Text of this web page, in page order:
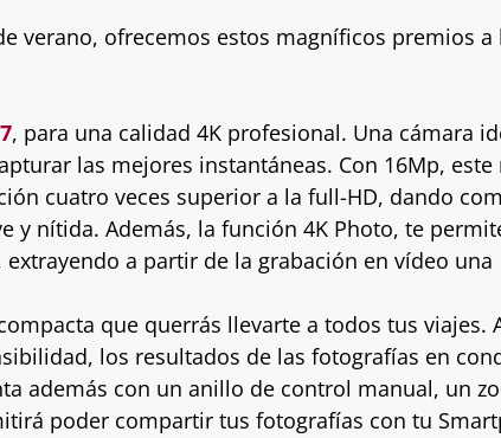
verano, ofrecemos estos magníficos premios a
, para una calidad 4K profesional. Una cámara
las mejores instantáneas. Con 16Mp, este
cuatro veces superior a la full-HD, dando
y nítida. Además, la función 4K Photo, te
a partir de la grabación en vídeo una
que querrás llevarte a todos tus viajes.
los resultados de las fotografías en
además con un anillo de control manual, un
poder compartir tus fotografías con tu